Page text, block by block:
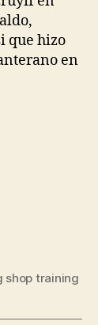
que hizo
en
shop training